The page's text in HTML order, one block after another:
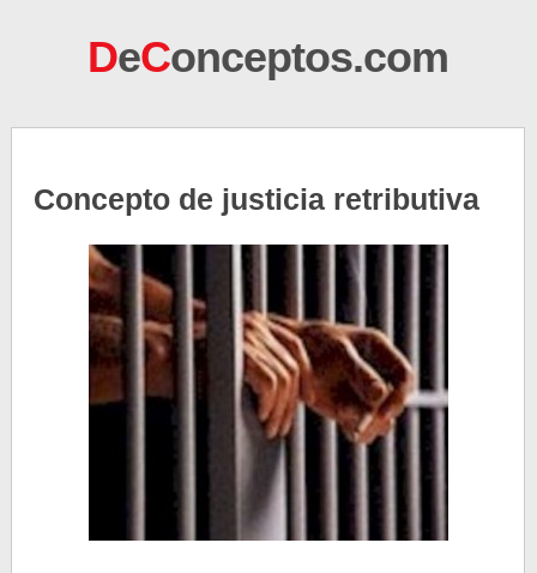
DeConceptos.com
Concepto de justicia retributiva